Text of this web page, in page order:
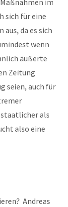
Maßnahmen im
sich für eine
da es sich
wenn
äußerte
Zeitung
seien, auch für
als
also eine
Andreas